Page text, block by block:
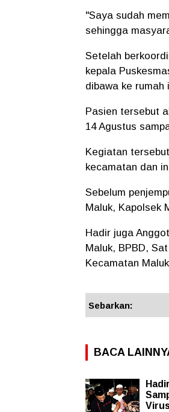
"Saya sudah
sehingga
Setelah
kepala
dibawa ke
Pasien tersebut
14 Agustus
Kegiatan
kecamatan dan
Sebelum
Maluk, Kapolsek
Hadir juga
Maluk, BPBD,
Kecamatan
Sebarkan:
BACA